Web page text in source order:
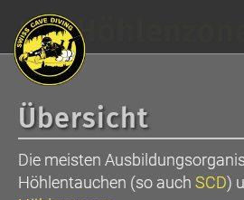
Die
Übersicht
Die meisten
Höhlentauchen (so auch SCD)